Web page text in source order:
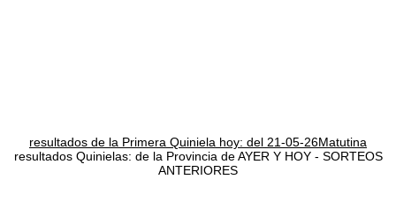
resultados de la Primera Quiniela hoy: del 21-05-26Matutina
resultados Quinielas: de la Provincia de AYER Y HOY - SORTEOS
ANTERIORES